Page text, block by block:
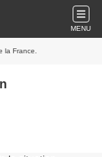
MENU
la France.